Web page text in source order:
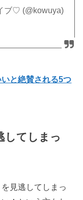
ブ♡ (@kowuya)
と絶賛される5つ
してしまっ
見逃してしまっ